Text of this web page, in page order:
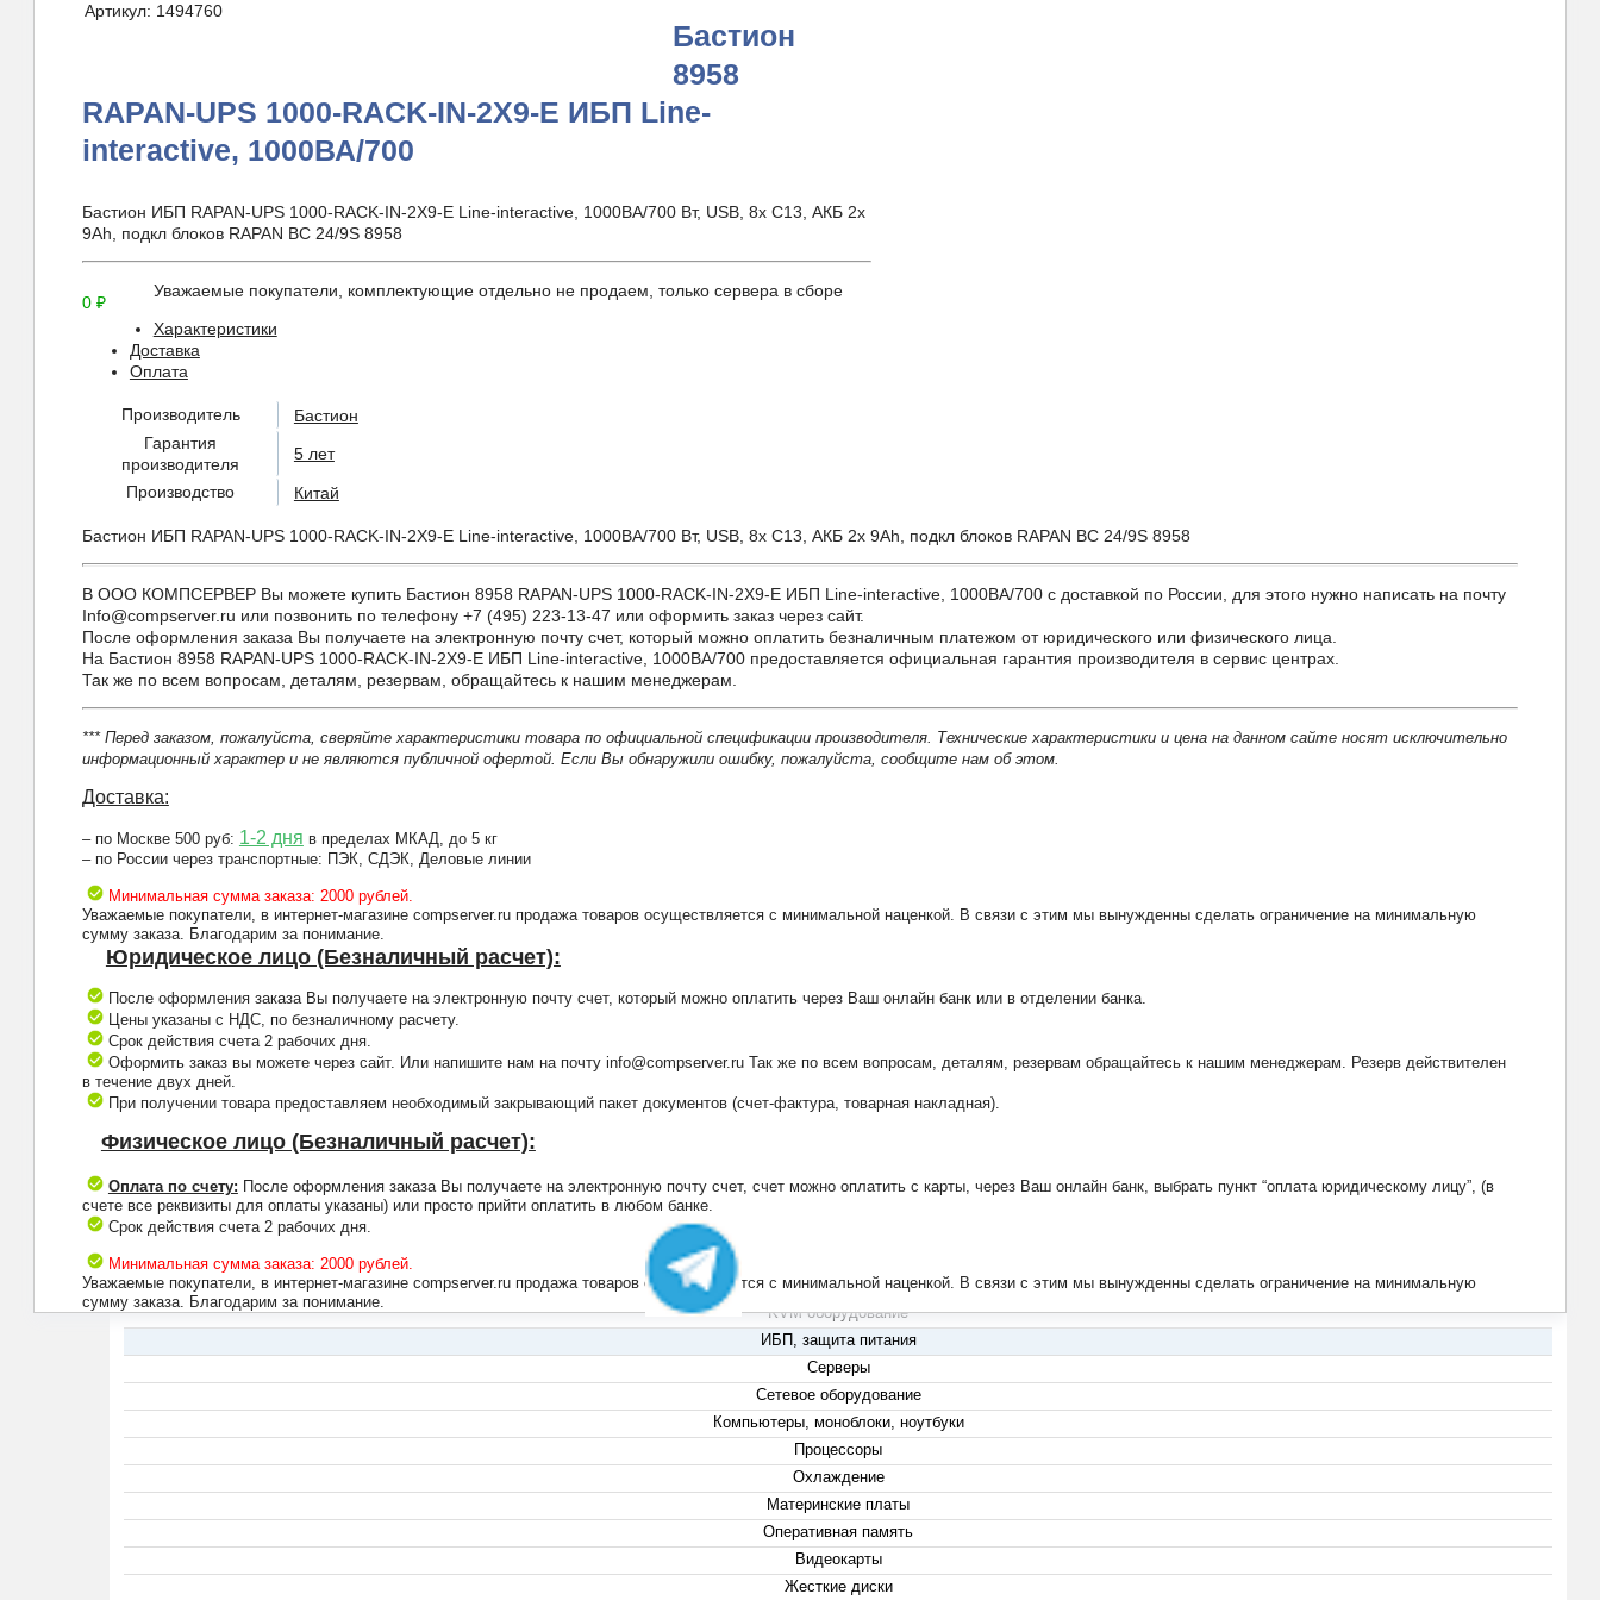
Артикул: 1494760
Бастион
8958
RAPAN-UPS 1000-RACK-IN-2X9-E ИБП Line-
interactive, 1000ВА/700
Бастион ИБП RAPAN-UPS 1000-RACK-IN-2X9-E Line-interactive, 1000ВА/700 Вт, USB, 8х C13, АКБ 2x
9Ah, подкл блоков RAPAN BC 24/9S 8958
0 ₽
Уважаемые покупатели, комплектующие отдельно не продаем, только сервера в сборе
Характеристики
Доставка
Оплата
Производитель
Бастион
Гарантия
производителя
5 лет
Производство Китай
Бастион ИБП RAPAN-UPS 1000-RACK-IN-2X9-E Line-interactive, 1000ВА/700 Вт, USB, 8х C13, АКБ 2x 9Ah, подкл блоков RAPAN BC 24/9S 8958
В ООО КОМПСЕРВЕР Вы можете купить Бастион 8958 RAPAN-UPS 1000-RACK-IN-2X9-E ИБП Line-interactive, 1000ВА/700 с доставкой по России, для этого нужно написать на почту
Info@compserver.ru или позвонить по телефону +7 (495) 223-13-47 или оформить заказ через сайт.
После оформления заказа Вы получаете на электронную почту счет, который можно оплатить безналичным платежом от юридического или физического лица.
На Бастион 8958 RAPAN-UPS 1000-RACK-IN-2X9-E ИБП Line-interactive, 1000ВА/700 предоставляется официальная гарантия производителя в сервис центрах.
Так же по всем вопросам, деталям, резервам, обращайтесь к нашим менеджерам.
*** Перед заказом, пожалуйста, сверяйте характеристики товара по официальной спецификации производителя. Технические характеристики и цена на данном сайте носят исключительно
информационный характер и не являются публичной офертой. Если Вы обнаружили ошибку, пожалуйста, сообщите нам об этом.
Доставка:
– по Москве 500 руб: 1-2 дня в пределах МКАД, до 5 кг
– по России через транспортные: ПЭК, СДЭК, Деловые линии
Минимальная сумма заказа: 2000 рублей.
Уважаемые покупатели, в интернет-магазине compserver.ru продажа товаров осуществляется с минимальной наценкой. В связи с этим мы вынужденны сделать ограничение на минимальную
сумму заказа. Благодарим за понимание.
Юридическое лицо (Безналичный расчет):
После оформления заказа Вы получаете на электронную почту счет, который можно оплатить через Ваш онлайн банк или в отделении банка.
Цены указаны с НДС, по безналичному расчету.
Срок действия счета 2 рабочих дня.
Оформить заказ вы можете через сайт. Или напишите нам на почту info@compserver.ru Так же по всем вопросам, деталям, резервам обращайтесь к нашим менеджерам. Резерв действителен
в течение двух дней.
При получении товара предоставляем необходимый закрывающий пакет документов (счет-фактура, товарная накладная).
Физическое лицо (Безналичный расчет):
Оплата по счету: После оформления заказа Вы получаете на электронную почту счет, счет можно оплатить с карты, через Ваш онлайн банк, выбрать пункт “оплата юридическому лицу”, (в
счете все реквизиты для оплаты указаны) или просто прийти оплатить в любом банке.
Срок действия счета 2 рабочих дня.
Минимальная сумма заказа: 2000 рублей.
Уважаемые покупатели, в интернет-магазине compserver.ru продажа товаров осуществляется с минимальной наценкой. В связи с этим мы вынужденны сделать ограничение на минимальную
сумму заказа. Благодарим за понимание.
+7 (495) 223-13-47
KVM оборудование
ИБП, защита питания
Серверы
Сетевое оборудование
Компьютеры, моноблоки, ноутбуки
Процессоры
Охлаждение
Материнские платы
Оперативная память
Видеокарты
Жесткие диски